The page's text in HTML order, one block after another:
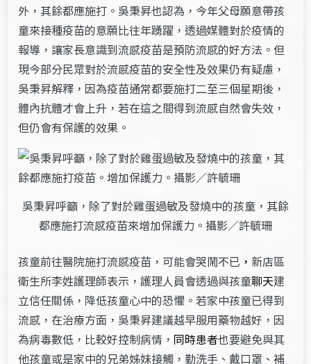
外，其餘都應施打。吳秉昇也認為，今年父母願意帶孩
童來接種疫苗的意願比往年踴躍，透過媒體對於疫情的
報導，讓家長意識到流感疫苗是預防流感的好方法。但
現今部分民眾對於流感疫苗的安全性及效果仍有疑慮，
吳秉昇解釋，因為疫苗通常都要施打二至三個星期後，
體內抗體才會上升，若在這之間得到流感自然會失效，
但仍會有保護的效果。
吳秉昇呼籲，除了對於雞蛋過敏及發燒中的孩童，其餘
都應施打流感疫苗來增加保護力。攝影／許毓珊
孩童前往醫院施打流感疫苗，可能會哭鬧不已 ， 新店區
衛生所李姓護理師表示，護理人員會透過與孩童聊天建
立信任關係，降低孩童心中的恐懼。若家中孩童已得到
流感，在治療方面，吳秉昇建議越早服用藥物越好，因
為病毒數低，比較好控制病情， 同時患者也要避免與其
他孩童或是家中的兄弟姊妹接觸，勤洗手、戴口罩、補